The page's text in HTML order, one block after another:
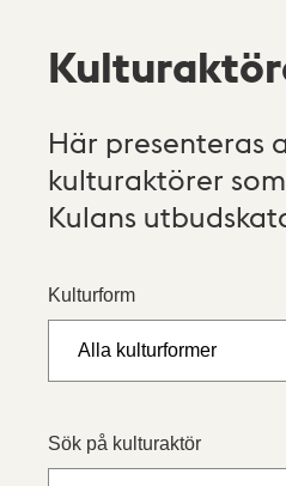
Här presenteras
kulturaktörer
Kulans
Kulturform
Sök på kulturaktör